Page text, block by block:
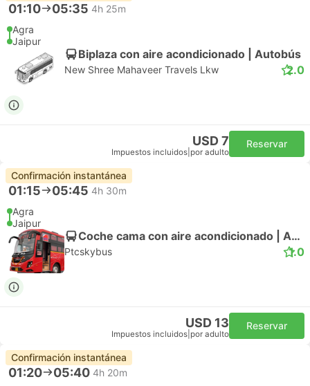
01:10 05:35 4h 25m
Agra
Jaipur
Biplaza con aire acondicionado | Autobús
New Shree Mahaveer Travels Lkw 2.0
USD 7
Impuestos incluidos por adulto
Reservar
Confirmación instantánea
01:15 05:45 4h 30m
Agra
Jaipur
Coche cama con aire acondicionado | Autobús
Ptcskybus 1.0
USD 13
Impuestos incluidos por adulto
Reservar
Confirmación instantánea
01:20 05:40 4h 20m